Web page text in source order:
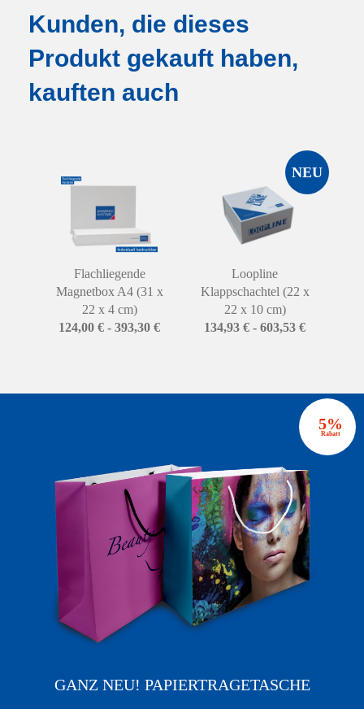
Kunden, die dieses
Produkt gekauft haben,
kauften auch
Flachliegende
Magnetbox A4 (31 x
22 x 4 cm)
124,00 € - 393,30 €
NEU
Loopline
Klappschachtel (22 x
22 x 10 cm)
134,93 € - 603,53 €
GANZ NEU! PAPIERTRAGETASCHE
5%